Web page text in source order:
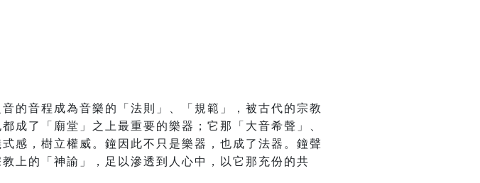
的音程成為音樂的「法則」、「規範」，被古代的宗教
成了「廟堂」之上最重要的樂器；它那「大音希聲」、
感，樹立權威。鐘因此不只是樂器，也成了法器。鐘聲
上的「神諭」，足以滲透到人心中，以它那充份的共